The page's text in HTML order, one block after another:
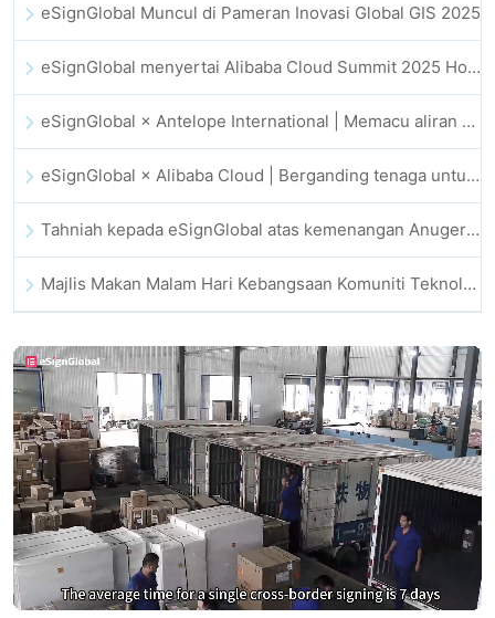
eSignGlobal Muncul di Pameran Inovasi Global GIS 2025
eSignGlobal menyertai Alibaba Cloud Summit 2025 Hong Kong bagi memacu inovasi awan dipacu AI dan kepercayaan digital
eSignGlobal × Antelope International | Memacu aliran kerja digital yang selamat dan dipacu AI
eSignGlobal × Alibaba Cloud | Berganding tenaga untuk memperkukuh kepercayaan digital global bagi fintech
Tahniah kepada eSignGlobal atas kemenangan Anugerah CAHK STAR 2025
Majlis Makan Malam Hari Kebangsaan Komuniti Teknologi dan Inovasi Hong Kong